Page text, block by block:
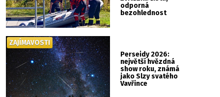
odporná
bezohlednost
Perseidy 2026:
největší hvězdná
show roku, známá
jako Slzy svatého
Vavřince
ZAJÍMAVOSTI